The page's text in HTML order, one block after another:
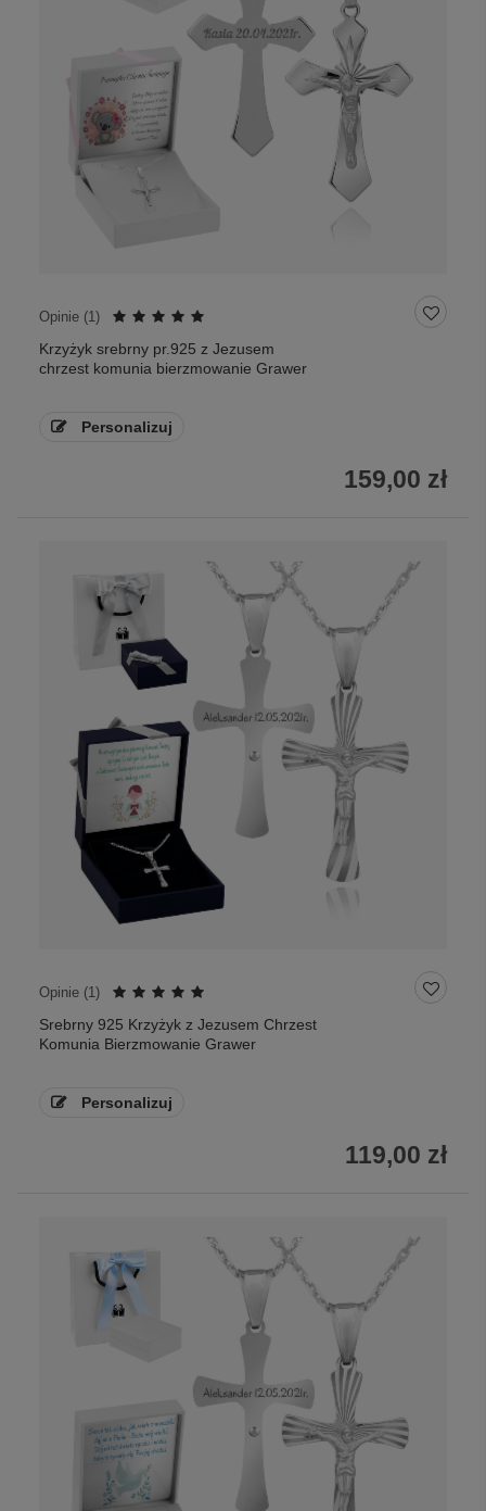
Opinie (1)
Krzyżyk srebrny pr.925 z Jezusem
chrzest komunia bierzmowanie Grawer
Personalizuj
159,00 zł
Opinie (1)
Srebrny 925 Krzyżyk z Jezusem Chrzest
Komunia Bierzmowanie Grawer
Personalizuj
119,00 zł